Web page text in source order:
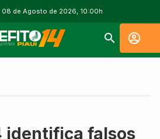
08 de Agosto de 2026, 10:00h
identifica falsos